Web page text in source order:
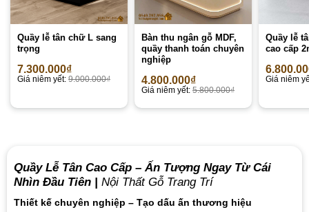
Quầy lễ tân chữ L sang
trọng
7.300.000₫
Giá niêm yết: 9.000.000₫
Bàn thu ngân gỗ MDF,
quầy thanh toán chuyên
nghiệp
4.800.000₫
Giá niêm yết: 5.800.000₫
Quầy lễ
cao cấp
Giá niêm
Quầy Lễ Tân Cao Cấp – Ấn Tượng Ngay Từ Cái
Nhìn Đầu Tiên| Nội Thất Gỗ Trang Trí
Thiết kế chuyên nghiệp – Tạo dấu ấn thương hiệu